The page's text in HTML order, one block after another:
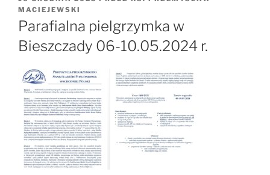
W
MACIEJEWSKI
Parafialna pielgrzymka w
Bieszczady 06-10.05.2024 r.